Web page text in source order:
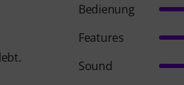
Bedienung
Features
Sound